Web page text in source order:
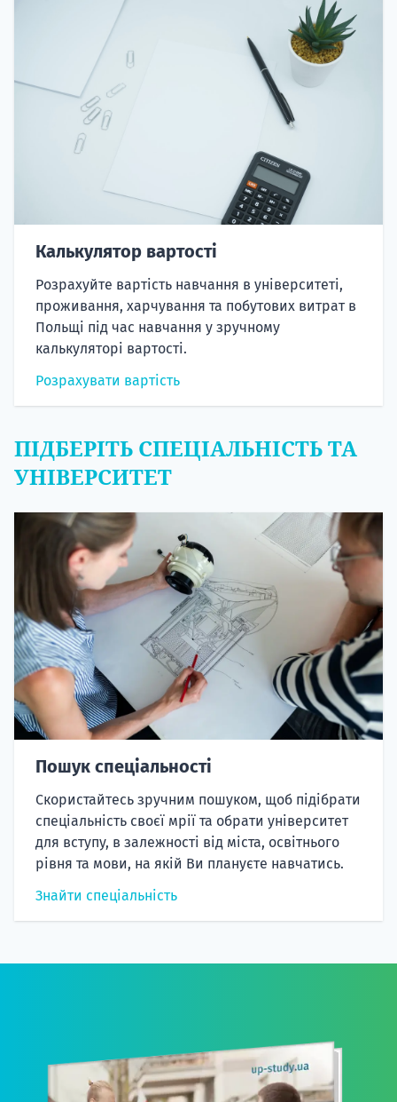
Калькулятор вартості
Розрахуйте вартість навчання в університеті,
проживання, харчування та побутових витрат в
Польщі під час навчання у зручному
калькуляторі вартості.
Розрахувати вартість
ПІДБЕРІТЬ СПЕЦІАЛЬНІСТЬ ТА
УНІВЕРСИТЕТ
Пошук спеціальності
Скористайтесь зручним пошуком, щоб підібрати
спеціальність своєї мрії та обрати університет
для вступу, в залежності від міста, освітнього
рівня та мови, на якій Ви плануєте навчатись.
Знайти спеціальність